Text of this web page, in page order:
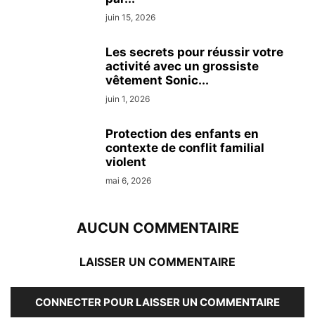
juin 15, 2026
Les secrets pour réussir votre
activité avec un grossiste
vêtement Sonic...
juin 1, 2026
Protection des enfants en
contexte de conflit familial
violent
mai 6, 2026
AUCUN COMMENTAIRE
LAISSER UN COMMENTAIRE
CONNECTER POUR LAISSER UN COMMENTAIRE